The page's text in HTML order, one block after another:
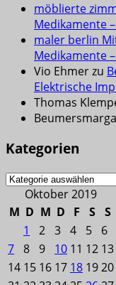
möblierte
Medikamente
maler berlin
Medikamente
Vio Ehmerzu
Elektrische
Thomas
Beumersmarga
Kategorien
Kategorien
Oktober 2019
M D M D F S
S
1
2 3 4 5
6
7 8 9 10 11 12 13
14 15 16 17 18 1920